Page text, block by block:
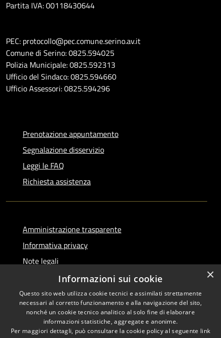
Partita IVA: 00118430644
PEC: protocollo@pec.comune.serino.av.it
Comune di Serino: 0825.594025
Polizia Municipale: 0825.592313
Ufficio del Sindaco: 0825.594660
Ufficio Assessori: 0825.594296
Prenotazione appuntamento
Segnalazione disservizio
Leggi le FAQ
Richiesta assistenza
Amministrazione trasparente
Informativa privacy
Note legali
Dichiarazione di accessibilità
RSS
Copyright © 2026 • Comune di
×
Informazioni sui cookie
Questo sito web utilizza cookie tecnici e assimilati strettamente
necessari al corretto funzionamento e alla navigazione del sito,
nonché un cookie tecnico analitico al solo fine di elaborare
informazioni statistiche, aggregate e anonime.
Per maggiori dettagli, può consultare la cookie policy al seguente link